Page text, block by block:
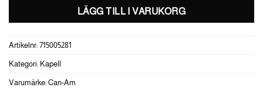
LÄGG TILL I VARUKORG
Artikelnr: 715005281
Kategori: Kapell
Varumärke: Can-Am